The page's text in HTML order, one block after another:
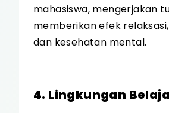
mahasiswa, mengerjakan
memberikan efek
dan kesehatan mental.
4. Lingkungan